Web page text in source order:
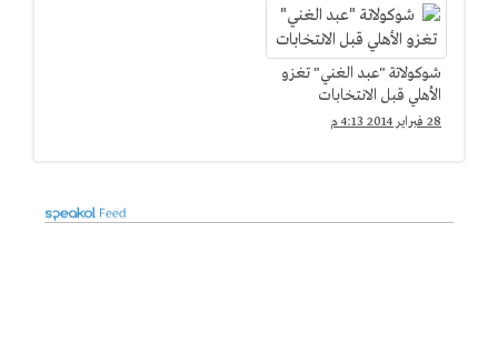
شوكولاتة "عبد الغني" تغزو
الأهلي قبل الانتخابات
28 فبراير 2014 4:13 م